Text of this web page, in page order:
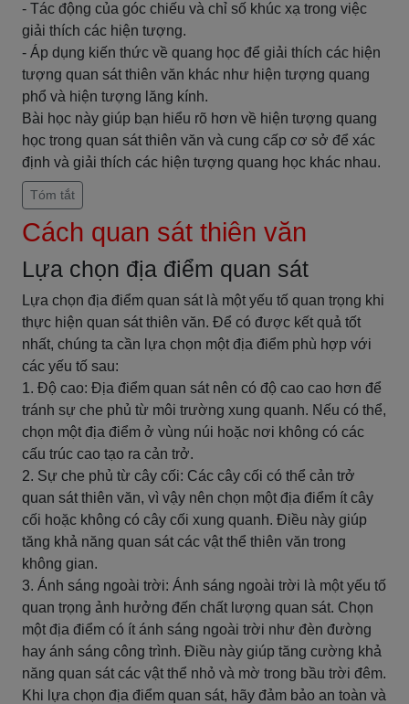
- Tác động của góc chiếu và chỉ số khúc xạ trong việc
giải thích các hiện tượng.
- Áp dụng kiến thức về quang học để giải thích các hiện
tượng quan sát thiên văn khác như hiện tượng quang
phổ và hiện tượng lăng kính.
Bài học này giúp bạn hiểu rõ hơn về hiện tượng quang
học trong quan sát thiên văn và cung cấp cơ sở để xác
định và giải thích các hiện tượng quang học khác nhau.
Tóm tắt
Cách quan sát thiên văn
Lựa chọn địa điểm quan sát
Lựa chọn địa điểm quan sát là một yếu tố quan trọng khi
thực hiện quan sát thiên văn. Để có được kết quả tốt
nhất, chúng ta cần lựa chọn một địa điểm phù hợp với
các yếu tố sau:
1. Độ cao: Địa điểm quan sát nên có độ cao cao hơn để
tránh sự che phủ từ môi trường xung quanh. Nếu có thể,
chọn một địa điểm ở vùng núi hoặc nơi không có các
cấu trúc cao tạo ra cản trở.
2. Sự che phủ từ cây cối: Các cây cối có thể cản trở
quan sát thiên văn, vì vậy nên chọn một địa điểm ít cây
cối hoặc không có cây cối xung quanh. Điều này giúp
tăng khả năng quan sát các vật thể thiên văn trong
không gian.
3. Ánh sáng ngoài trời: Ánh sáng ngoài trời là một yếu tố
quan trọng ảnh hưởng đến chất lượng quan sát. Chọn
một địa điểm có ít ánh sáng ngoài trời như đèn đường
hay ánh sáng công trình. Điều này giúp tăng cường khả
năng quan sát các vật thể nhỏ và mờ trong bầu trời đêm.
Khi lựa chọn địa điểm quan sát, hãy đảm bảo an toàn và